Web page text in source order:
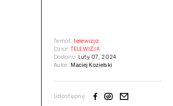
Temat:telewizja
Dział:TELEWIZJA
Dodano: Luty 07, 2024
Autor:Maciej Kozielski
Udostępnij: